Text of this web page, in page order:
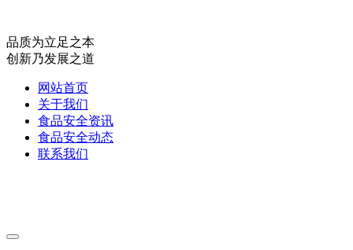
品质为立足之本
创新乃发展之道
网站首页
关于我们
食品安全资讯
食品安全动态
联系我们